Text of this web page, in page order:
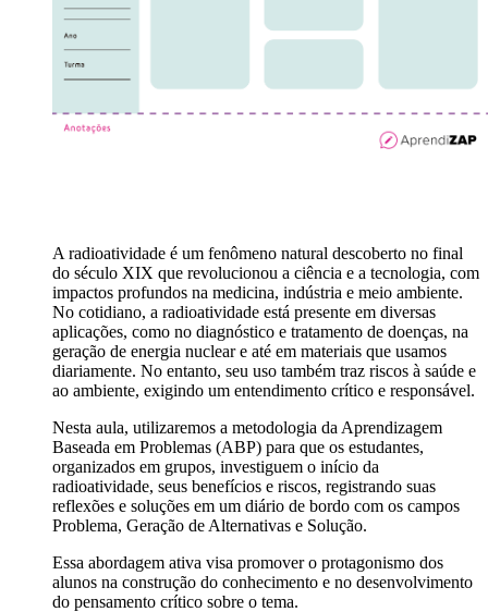
A radioatividade é um fenômeno natural descoberto no final
do século XIX que revolucionou a ciência e a tecnologia, com
impactos profundos na medicina, indústria e meio ambiente.
No cotidiano, a radioatividade está presente em diversas
aplicações, como no diagnóstico e tratamento de doenças, na
geração de energia nuclear e até em materiais que usamos
diariamente. No entanto, seu uso também traz riscos à saúde e
ao ambiente, exigindo um entendimento crítico e responsável.
Nesta aula, utilizaremos a metodologia da Aprendizagem
Baseada em Problemas (ABP) para que os estudantes,
organizados em grupos, investiguem o início da
radioatividade, seus benefícios e riscos, registrando suas
reflexões e soluções em um diário de bordo com os campos
Problema, Geração de Alternativas e Solução.
Essa abordagem ativa visa promover o protagonismo dos
alunos na construção do conhecimento e no desenvolvimento
do pensamento crítico sobre o tema.